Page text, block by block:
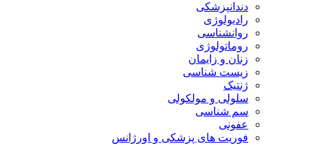
دندانپزشکی
رادیولوژی
روانشناسی
روماتولوژی
زنان و زایمان
زیست شناسی
ژنتیک
سلولی و مولکولی
سم شناسی
عفونی
فوریت های پزشکی و اورژانس